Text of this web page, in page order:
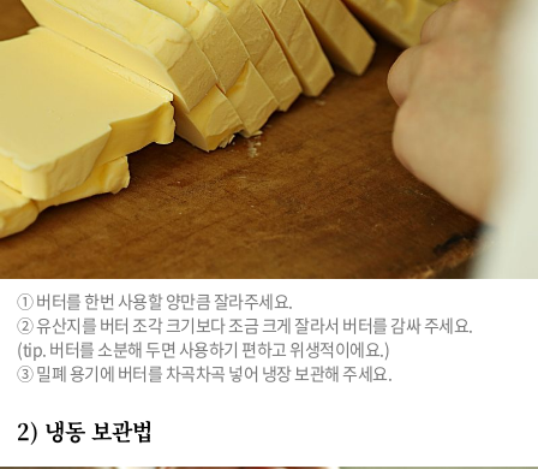
① 버터를 한번 사용할 양만큼 잘라주세요.
② 유산지를 버터 조각 크기보다 조금 크게 잘라서 버터를 감싸 주세요.
(tip. 버터를 소분해 두면 사용하기 편하고 위생적이에요.)
③ 밀폐 용기에 버터를 차곡차곡 넣어 냉장 보관해 주세요.
2) 냉동 보관법